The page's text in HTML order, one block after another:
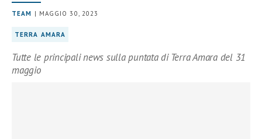
TEAM | MAGGIO 30, 2023
TERRA AMARA
Tutte le principali news sulla puntata di Terra Amara del 31
maggio